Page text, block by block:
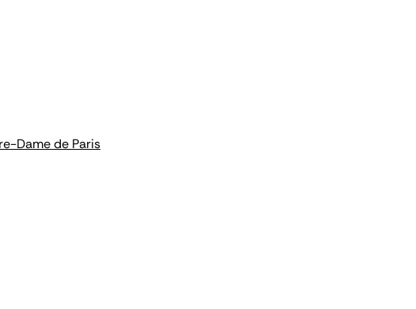
Dame de Paris